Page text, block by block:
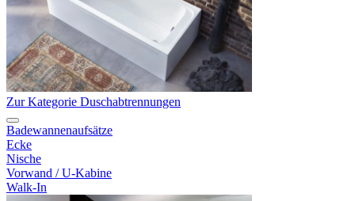
Zur Kategorie Duschabtrennungen
Badewannenaufsätze
Ecke
Nische
Vorwand / U-Kabine
Walk-In